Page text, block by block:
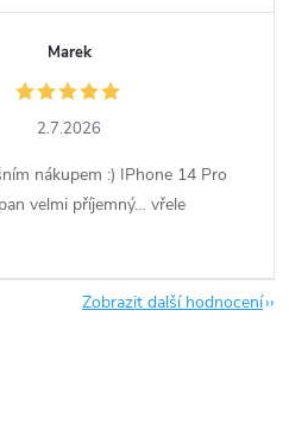
Marek
2.7.2026
nákupem :) IPhone 14 Pro
velmi příjemný… vřele
Zobrazit další hodnocení